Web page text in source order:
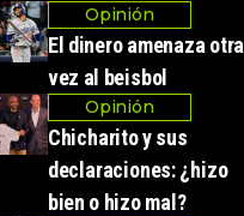
Opinión
El dinero amenaza otra
vez al beisbol
Opinión
Chicharito y sus
declaraciones: ¿hizo
bien o hizo mal?